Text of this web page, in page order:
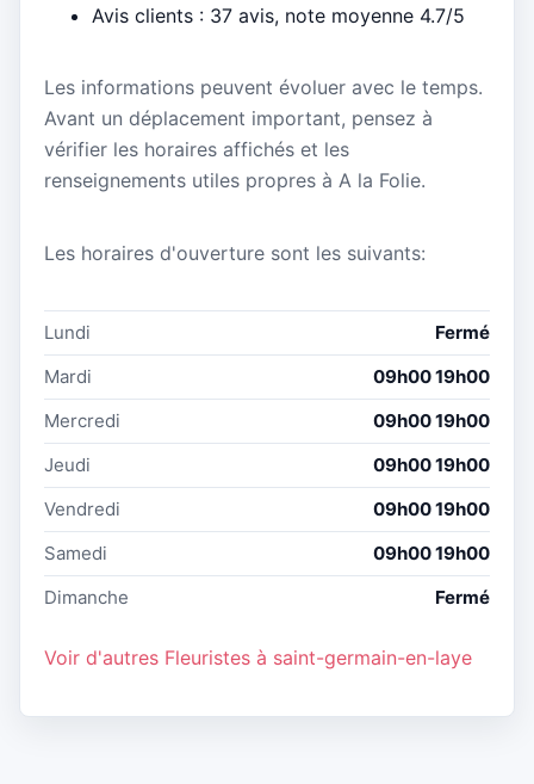
Avis clients : 37 avis, note moyenne 4.7/5
Les informations peuvent évoluer avec le temps.
Avant un déplacement important, pensez à
vérifier les horaires affichés et les
renseignements utiles propres à A la Folie.
Les horaires d'ouverture sont les suivants:
Lundi
Fermé
Mardi
09h00 19h00
Mercredi
09h00 19h00
Jeudi
09h00 19h00
Vendredi
09h00 19h00
Samedi
09h00 19h00
Dimanche
Fermé
Voir d'autres Fleuristes à saint-germain-en-laye